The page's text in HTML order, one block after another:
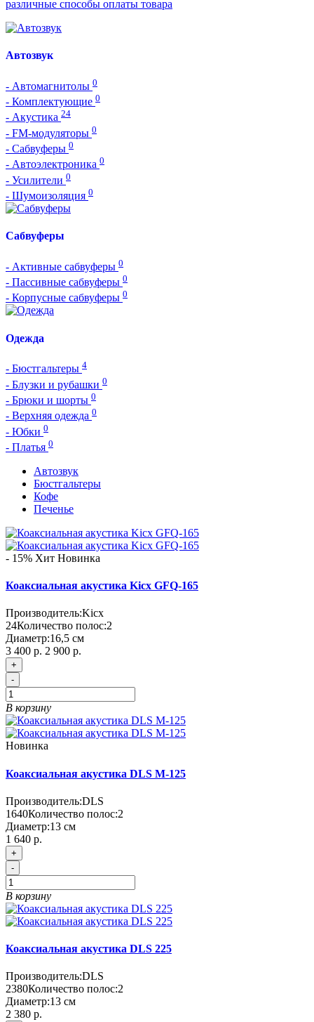
различные способы оплаты товара
Автозвук
- Автомагнитолы 0
- Комплектующие 0
- Акустика 24
- FM-модуляторы 0
- Сабвуферы 0
- Автоэлектроника 0
- Усилители 0
- Шумоизоляция 0
Сабвуферы
- Активные сабвуферы 0
- Пассивные сабвуферы 0
- Корпусные сабвуферы 0
Одежда
- Бюстгальтеры 4
- Блузки и рубашки 0
- Брюки и шорты 0
- Верхняя одежда 0
- Юбки 0
- Платья 0
Автозвук
Бюстгальтеры
Кофе
Печенье
- 15% Хит Новинка
Коаксиальная акустика Kicx GFQ-165
Производитель:Kicx
24Количество полос:2
Диаметр:16,5 см
3 400 р. 2 900 р.
+
-
В корзину
Новинка
Коаксиальная акустика DLS M-125
Производитель:DLS
1640Количество полос:2
Диаметр:13 см
1 640 р.
+
-
В корзину
Коаксиальная акустика DLS 225
Производитель:DLS
2380Количество полос:2
Диаметр:13 см
2 380 р.